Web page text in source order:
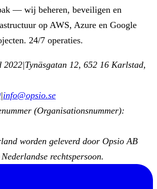
— wij beheren, beveiligen en
op AWS, Azure en Google
24/7 operaties.
2022|Tynäsgatan 12, 652 16 Karlstad,
|info@opsio.se
(Organisationsnummer):
worden geleverd door Opsio AB
rechtspersoon.